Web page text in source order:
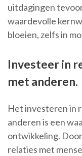
uitdagingen
waardevolle
bloeien, zelfs in
Investeer in
met anderen.
Het investeren in
anderen is een
ontwikkeling.
relaties met